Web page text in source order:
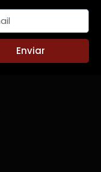
Enviar